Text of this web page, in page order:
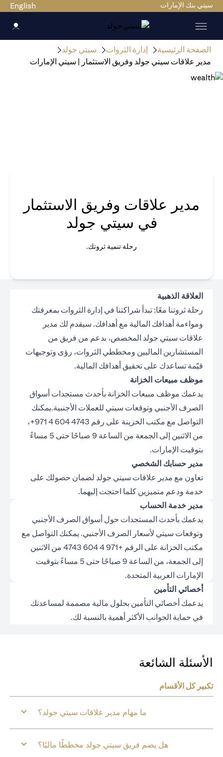
سيتي بنك الإمارات English
الصفحة الرئيسية إدارة الثروات
سيتي جولد
مدير علاقات سيتي جولد وفريق الاستثمار | سيتي الإمارات
مدير علاقات وفريق الاستثمار
في سيتي جولد
رحلة تنمية ثروتك.
العلاقة الذهبية
رحلة ثروتنا معًا: تبدأ شراكتنا في إدارة الثروات بمعرفتك
ومواءمة أهدافك المالية مع أهدافك. سيقدم لك مدير
علاقات سيتي جولد المخصص، بدعم من فريق من
المستشارين الماليين ومخططي الثروات، رؤى وتوجيهات
قيّمة تساعدك على تحقيق أهدافك المالية.
موظف مبيعات الخزانة
يدعمك موظف مبيعات الخزانة بأحدث مستجدات أسواق
الصرف الأجنبي وتوقعات سيتي للعملات الأجنبية.يمكنك
التواصل مع مكتب الخزينة على رقم 4743 604 4 971+،
من الاثنين إلى الجمعة من الساعة 9 صباحًا حتى 5 مساءً
بتوقيت الإمارات.
مدير حسابك الشخصي
تعاون مع مدير علاقات سيتي جولد لضمان حصولك على
خدمة ودعم متميزين كلما احتجت إليهما.
مدير خدمة الحساب
يدعمك بأحدث المستجدات حول أسواق الصرف الأجنبي
وتوقعات سيتي لأسعار الصرف الأجنبي. يمكنك التواصل مع
مكتب الخزانة على الرقم +971 4 604 4743 من الاثنين
إلى الجمعة، من الساعة 9 صباحًا حتى 5 مساءً بتوقيت
الإمارات العربية المتحدة.
أخصائي التأمين
يدعمك أخصائي التأمين بحلول مالية مصممة لمساعدتك
في حماية الجوانب الأكثر أهمية بالنسبة لك.
الأسئلة الشائعة
تكبير كل الأقسام
ما مهام مدير علاقات سيتي جولد؟
هل يضم فريق سيتي جولد مخططًا ماليًا؟